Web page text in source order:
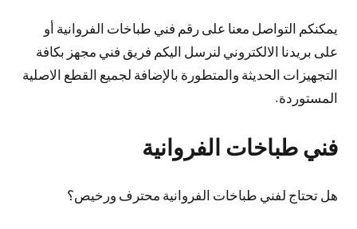
يمكنكم التواصل معنا على رقم فني طباخات الفروانية أو
على بريدنا الالكتروني لنرسل اليكم فريق فني مجهز بكافة
التجهيزات الحديثة والمتطورة بالإضافة لجميع القطع الاصلية
المستوردة.
فني طباخات الفروانية
هل تحتاج لفني طباخات الفروانية محترف ورخيص؟